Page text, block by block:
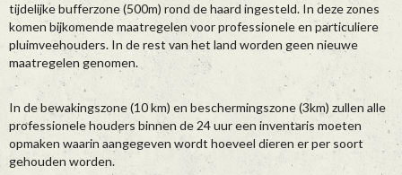
tijdelijke bufferzone (500m) rond de haard ingesteld. In deze zones
komen bijkomende maatregelen voor professionele en particuliere
pluimveehouders. In de rest van het land worden geen nieuwe
maatregelen genomen.
In de bewakingszone (10 km) en beschermingszone (3km) zullen alle
professionele houders binnen de 24 uur een inventaris moeten
opmaken waarin aangegeven wordt hoeveel dieren er per soort
gehouden worden.